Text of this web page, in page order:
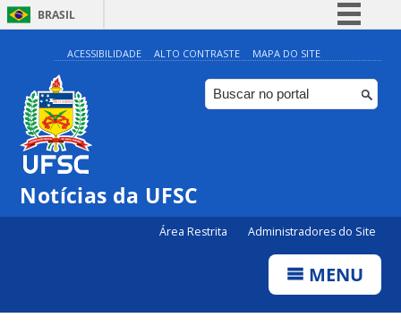
BRASIL
Simplifique!
Comunica BR
Participe
ACESSIBILIDADE ALTO CONTRASTE MAPA DO SITE
Notícias da UFSC
Área Restrita Administradores do Site
MENU